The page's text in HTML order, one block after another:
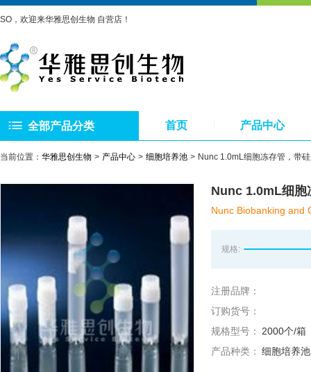
SO，欢迎来华雅思创生物 自营店！
全部产品分类 首页 产品中心
当前位置： 华雅思创生物 产品中心 细胞培养池 Nunc 1.0mL细胞冻存管，带
Nunc 1.0mL细胞
Nunc Biobanking and
规格:
注册品牌：
订购货号：
规格型号：
2000个/箱
产品种类： 细胞培养池